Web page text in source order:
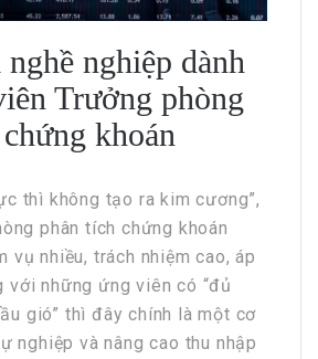
nghiệp dành
Trưởng phòng
khoán
thì không tạo ra kim cương”,
phân tích chứng khoán
vụ nhiều, trách nhiệm cao, áp
với những ứng viên có “đủ
gió” thì đây chính là một cơ
nghiệp và nâng cao thu nhập